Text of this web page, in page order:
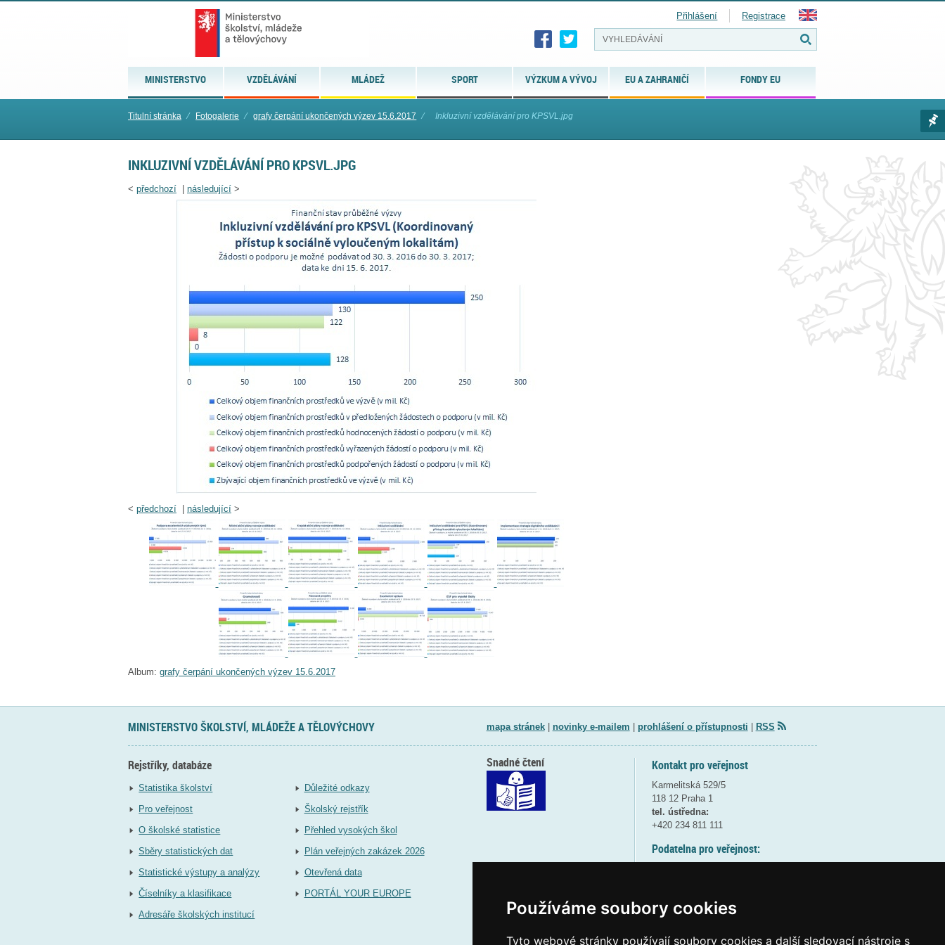
Používáme soubory cookies
Tyto webové stránky používají soubory cookies a další sledovací nástroje s
MINISTERSTVO VZDĚLÁVÁNÍ MLÁDEŽ SPORT VÝZKUM A VÝVOJ EU A ZAHRANIČÍ FONDY EU
Přihlášení Registrace
Titulní stránka ⁄ Fotogalerie ⁄ grafy čerpání ukončených výzev 15.6.2017 ⁄ Inkluzivní vzdělávání pro KPSVL.jpg
INKLUZIVNÍ VZDĚLÁVÁNÍ PRO KPSVL.JPG
< předchozí následující >
< předchozí následující >
Album: grafy čerpání ukončených výzev 15.6.2017
MINISTERSTVO ŠKOLSTVÍ, MLÁDEŽE A TĚLOVÝCHOVY mapa stránek| novinky e-mailem prohlášení o přístupnosti RSS
Rejstříky, databáze
Statistika školství
Pro veřejnost
O školské statistice
Sběry statistických dat
Statistické výstupy a analýzy
Číselníky a klasifikace
Adresáře školských institucí
Důležité odkazy
Školský rejstřík
Přehled vysokých škol
Plán veřejných zakázek 2026
Otevřená data
PORTÁL YOUR EUROPE
Kontakt pro veřejnost
Karmelitská 529/5
118 12 Praha 1
tel. ústředna:
+420 234 811 111
Podatelna pro veřejnost:
(více informací
Snadné čtení